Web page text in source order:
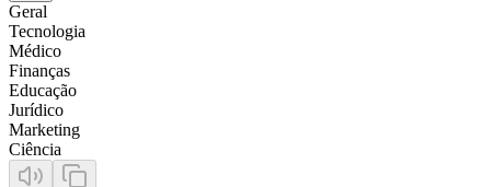
Geral
Tecnologia
Médico
Finanças
Educação
Jurídico
Marketing
Ciência